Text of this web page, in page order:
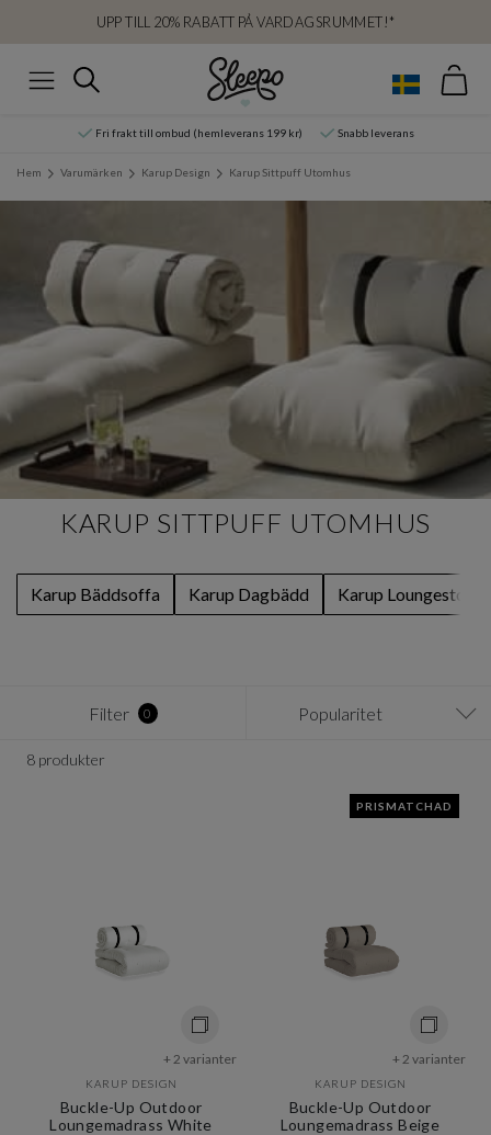
UPP TILL 20% RABATT PÅ VARDAGSRUMMET!*
Sök
Fri frakt till ombud (hemleverans 199 kr) Snabb leverans
Hem Varumärken Karup Design Karup Sittpuff Utomhus
KARUP SITTPUFF UTOMHUS
Karup Bäddsoffa Karup Dagbädd Karup Loungestol
Filter 0 Popularitet
8 produkter
+ 2 varianter
KARUP DESIGN
Buckle-Up Outdoor
Loungemadrass White
PRISMATCHAD
+ 2 varianter
KARUP DESIGN
Buckle-Up Outdoor
Loungemadrass Beige